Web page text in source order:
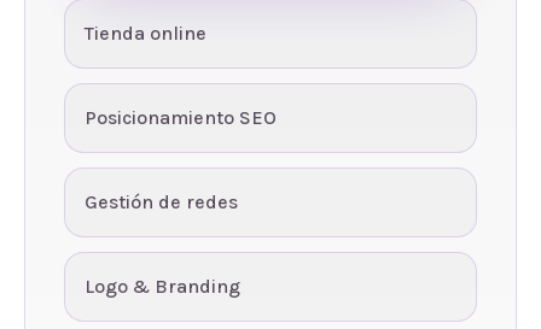
Tienda online
Posicionamiento SEO
Gestión de redes
Logo & Branding